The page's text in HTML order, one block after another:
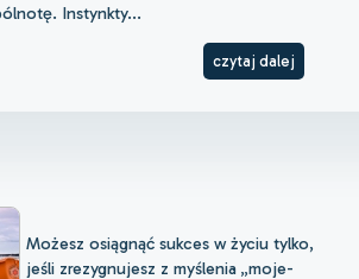
Instynkty...
czytaj dalej
Możesz osiągnąć sukces w życiu tylko,
jeśli zrezygnujesz z myślenia „moje-